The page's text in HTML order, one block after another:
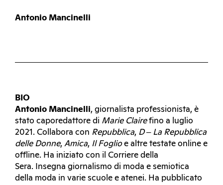
Antonio Mancinelli
BIO
Antonio Mancinelli, giornalista professionista, è
stato caporedattore di Marie Clairefino a luglio
2021. Collabora con Repubblica, D ‒ La Repubblica
delle Donne, Amica, Il Foglioe altre testate online e
offline. Ha iniziato con il Corriere della
Sera. Insegna giornalismo di moda e semiotica
della moda in varie scuole e atenei. Ha pubblicato